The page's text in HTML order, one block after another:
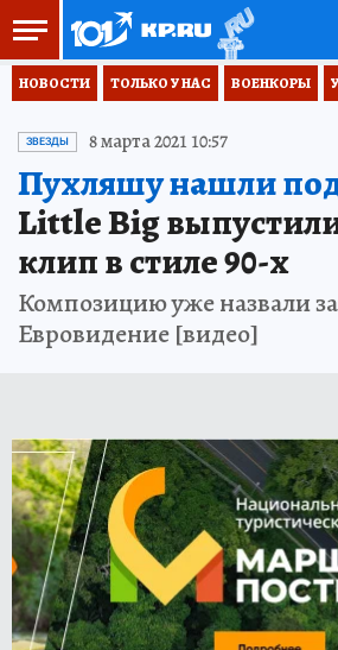
НОВОСТИ ТОЛЬКО У НАС ВОЕНКОРЫ
ЗВЕЗДЫ 8 марта 2021 10:57
Пухляшу нашли
Little Big
клип в стиле 90-х
Композицию уже назвали
Евровидение [видео]